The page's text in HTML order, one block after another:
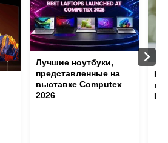
Лучшие ноутбуки,
представленные на
выставке Computex
2026